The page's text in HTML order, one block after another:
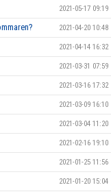
2021-05-17 09:19
2021-04-20 10:48
2021-04-14 16:32
2021-03-31 07:59
2021-03-16 17:32
2021-03-09 16:10
2021-03-04 11:20
2021-02-16 19:10
2021-01-25 11:56
2021-01-20 15:04